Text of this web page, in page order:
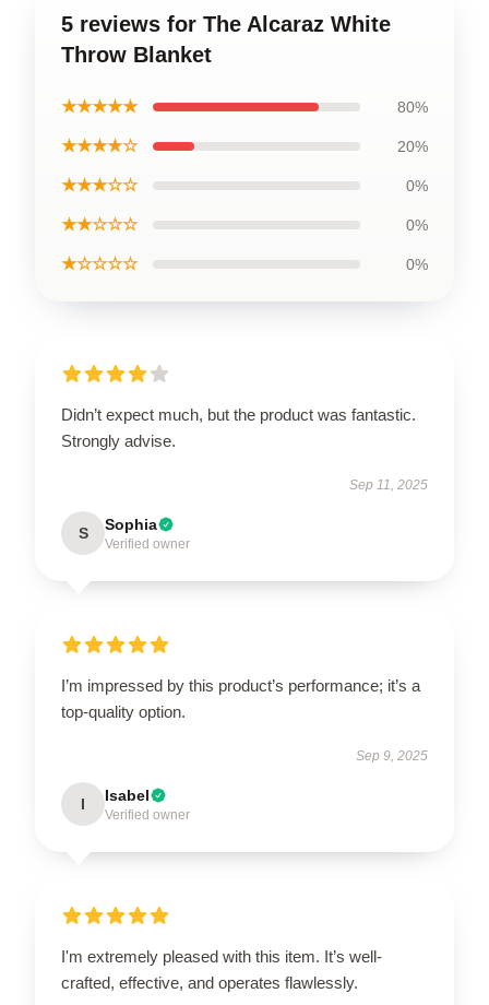
5 reviews for The Alcaraz White
Throw Blanket
★★★★★ 80%
★★★★☆ 20%
★★★☆☆ 0%
★★☆☆☆ 0%
★☆☆☆☆ 0%
Didn’t expect much, but the product was fantastic.
Strongly advise.
Sep 11, 2025
S Sophia
Verified owner
I’m impressed by this product’s performance; it’s a
top-quality option.
Sep 9, 2025
I Isabel
Verified owner
I'm extremely pleased with this item. It’s well-
crafted, effective, and operates flawlessly.